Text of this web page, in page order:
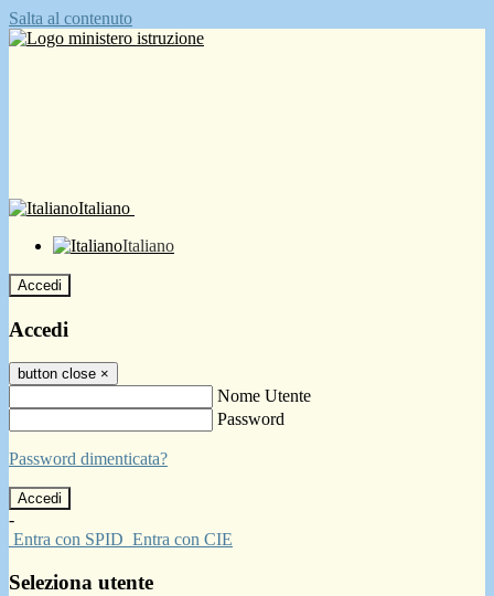
Salta al contenuto
Italiano
Italiano
Accedi
Accedi
button close ×
Nome Utente
Password
Password dimenticata?
-
Entra con SPID Entra con CIE
Seleziona utente